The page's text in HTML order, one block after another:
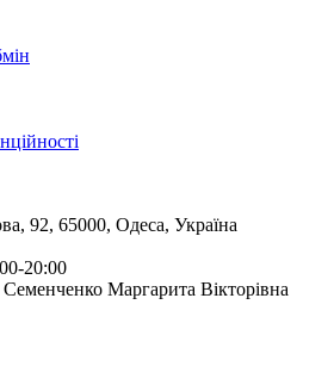
92, 65000, Одеса, Україна
20:00
Маргарита Вікторівна